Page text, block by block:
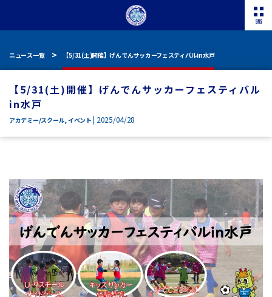
ニュース一覧 【5/31(土)開催】げんでんサッカーフェスティバルin水戸
【5/31(土)開催】げんでんサッカーフェスティバル
in水戸
アカデミー/スクール,イベント | 2025/04/28